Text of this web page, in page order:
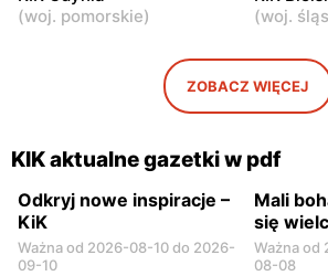
Warka, ul. Puławska 30B Pułtusk,
(woj. pomorskie)
(woj.
ZOBACZ WIĘCEJ
KIK aktualne gazetki w pdf
Odkryj nowe inspiracje –
KiK
Ważna od 2026-08-10 do 2026-
09-10
Mali
się
Ważna od
08-08